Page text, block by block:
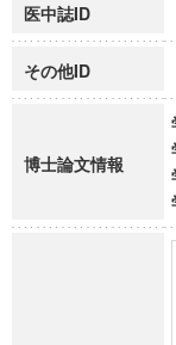
医中誌ID
その他ID
博士論文情報